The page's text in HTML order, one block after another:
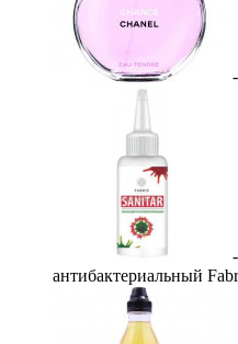
антибактериальный